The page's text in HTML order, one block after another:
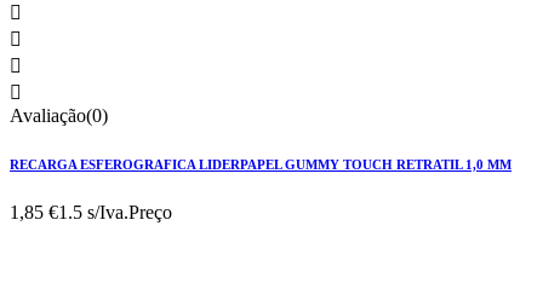




Avaliação(0)
RECARGA ESFEROGRAFICA LIDERPAPEL GUMMY TOUCH RETRATIL 1,0 MM
1,85 €1.5 s/Iva.Preço